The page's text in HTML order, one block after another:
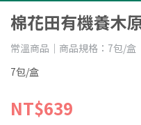
棉花田有機養木
常溫商品｜商品規格：7包/盒
7包/盒
NT$639